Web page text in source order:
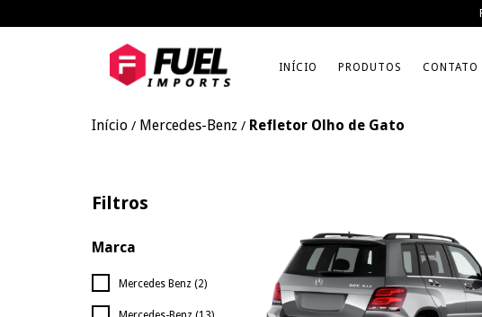
INÍCIO PRODUTOS CONTATO
Início / Mercedes-Benz / Refletor Olho de Gato
Filtros
Marca
Mercedes Benz (2)